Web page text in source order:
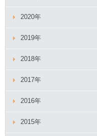
2020年
2019年
2018年
2017年
2016年
2015年